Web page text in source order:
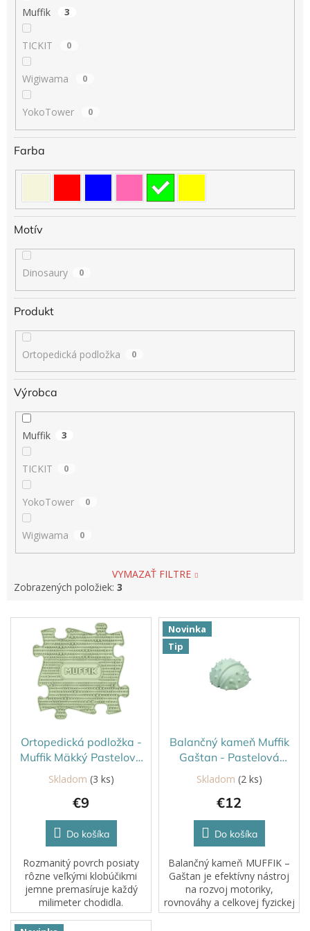
Muffik 3
TICKIT 0
Wigiwama 0
YokoTower 0
Farba
Motív
Dinosaury 0
Produkt
Ortopedická podložka 0
Výrobca
Muffik 3
TICKIT 0
YokoTower 0
Wigiwama 0
VYMAZAŤ FILTRE
Zobrazených položiek: 3
V
Ortopedická podložka -
Muffik Mäkký Pastelovo
zelená
Skladom (3 ks)
€9
Do košíka
Rozmanitý povrch posiaty
rôzne veľkými klobúčikmi
jemne premasíruje každý
milimeter chodidla.
Novinka
Tip
Balančný kameň Muffik
Gaštan - Pastelová
zelená
Skladom (2 ks)
€12
Do košíka
Balančný kameň MUFFIK –
Gaštan je efektívny nástroj
na rozvoj motoriky,
rovnováhy a celkovej fyzickej
kondície. Pomáha pri hravom